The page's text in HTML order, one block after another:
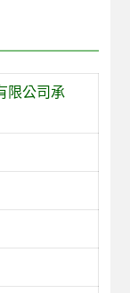
限公司承